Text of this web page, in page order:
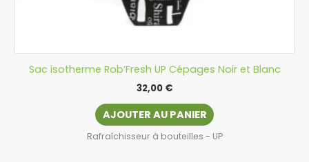
Sac isotherme Rob’Fresh UP Cépages Noir et Blanc
32,00 €
AJOUTER AU PANIER
Rafraîchisseur à bouteilles - UP